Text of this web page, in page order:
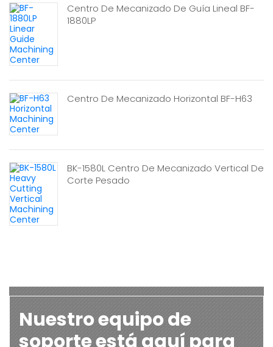
Centro De Mecanizado De Guía Lineal BF-
1880LP
Centro De Mecanizado Horizontal BF-H63
BK-1580L Centro De Mecanizado Vertical De
Corte Pesado
Nuestro equipo de
soporte está aquí para